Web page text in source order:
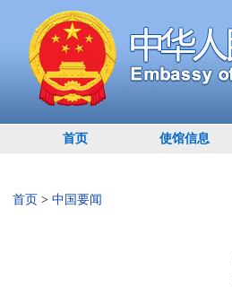
首页 使馆信息
首页 > 中国要闻